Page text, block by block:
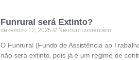
Funrural será Extinto?
dezembro 12, 2025 Nenhum comentário
O Funrural (Fundo de Assistência ao
não será extinto, pois já é um regime de